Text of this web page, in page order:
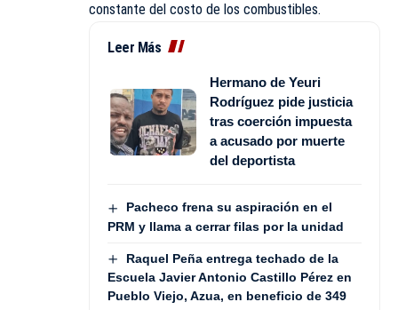
constante del costo de los combustibles.
Leer Más
Hermano de Yeuri
Rodríguez pide justicia
tras coerción impuesta
a acusado por muerte
del deportista
Pacheco frena su aspiración en el
PRM y llama a cerrar filas por la unidad
Raquel Peña entrega techado de la
Escuela Javier Antonio Castillo Pérez en
Pueblo Viejo, Azua, en beneficio de 349